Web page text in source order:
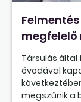
Társulás
óvodával
megszűnik a